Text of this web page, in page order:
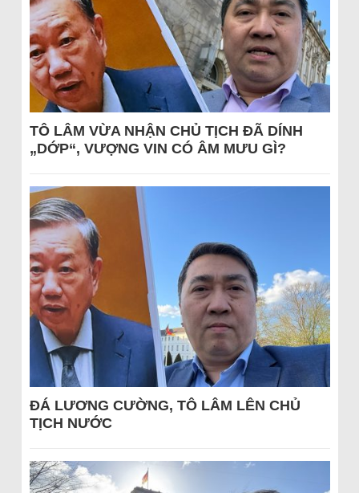
TÔ LÂM VỪA NHẬN CHỦ TỊCH ĐÃ DÍNH
„DỚP“, VƯỢNG VIN CÓ ÂM MƯU GÌ?
ĐÁ LƯƠNG CƯỜNG, TÔ LÂM LÊN CHỦ
TỊCH NƯỚC